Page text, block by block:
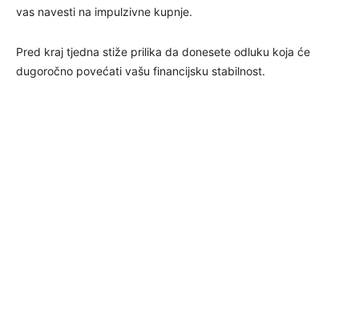
vas navesti na impulzivne kupnje.
Pred kraj tjedna stiže prilika da donesete odluku koja će
dugoročno povećati vašu financijsku stabilnost.